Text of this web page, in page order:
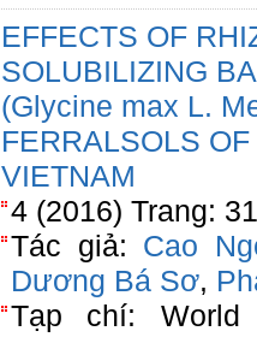
EFFECTS OF
SOLUBILIZING
(Glycine max L.
FERRALSOLS
VIETNAM
4 (2016) Trang:
Tác giả: Cao
Dương Bá Sơ,
Tạp chí: World